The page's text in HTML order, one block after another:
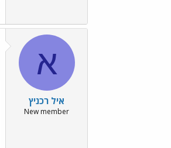
א
איל רכניץ
New member